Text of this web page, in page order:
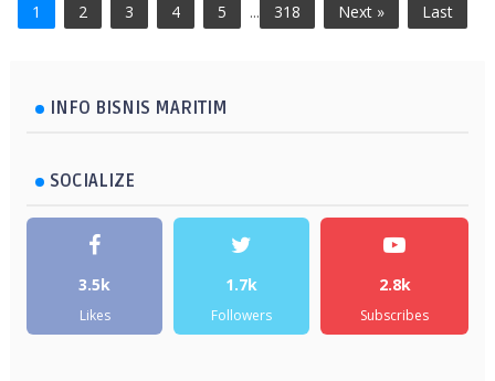
1 2 3 4 5 ... 318 Next » Last
INFO BISNIS MARITIM
SOCIALIZE
3.5k
Likes
1.7k
Followers
2.8k
Subscribes